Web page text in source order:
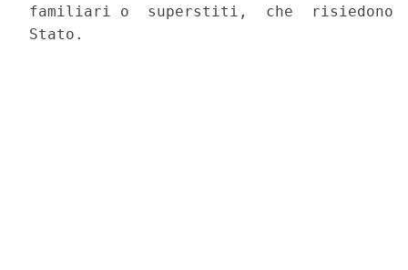
familiari o  superstiti,  che